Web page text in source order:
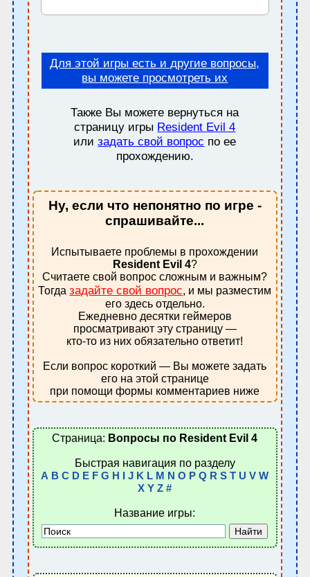
Для этой игры есть и другие вопросы,
вы можете просмотреть их
Также Вы можете вернуться на
страницу игры Resident Evil 4
илизадать свой вопрос по ее
прохождению.
Ну, если что непонятно по игре -
спрашивайте...
Испытываете проблемы в прохождении
Resident Evil 4?
Считаете свой вопрос сложным и важным?
Тогдазадайте свой вопрос, и мы разместим
его здесь отдельно.
Ежедневно десятки геймеров
просматривают эту страницу —
кто-то из них обязательно ответит!
Если вопрос короткий — Вы можете задать
его на этой странице
при помощи формы комментариев ниже
Страница: Вопросы по Resident Evil 4
Быстрая навигация по разделу
A B C D E F G H J K L M N O P Q R S T U V W
X Y Z #
Название игры: